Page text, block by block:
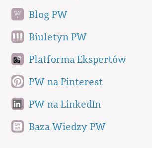
Blog PW
Biuletyn PW
Platforma Ekspertów
PW na Pinterest
PW na LinkedIn
Baza Wiedzy PW